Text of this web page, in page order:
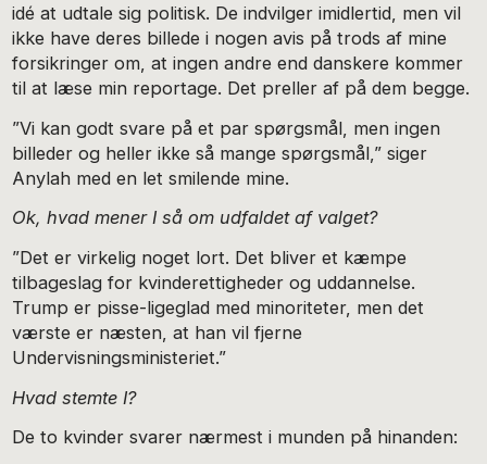
idé at udtale sig politisk. De indvilger imidlertid, men vil
ikke have deres billede i nogen avis på trods af mine
forsikringer om, at ingen andre end danskere kommer
til at læse min reportage. Det preller af på dem begge.
”Vi kan godt svare på et par spørgsmål, men ingen
billeder og heller ikke så mange spørgsmål,” siger
Anylah med en let smilende mine.
Ok, hvad mener I så om udfaldet af valget?
”Det er virkelig noget lort. Det bliver et kæmpe
tilbageslag for kvinderettigheder og uddannelse.
Trump er pisse-ligeglad med minoriteter, men det
værste er næsten, at han vil fjerne
Undervisningsministeriet.”
Hvad stemte I?
De to kvinder svarer nærmest i munden på hinanden: